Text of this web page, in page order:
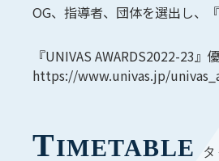
OG、指導者、団体を選出し、
『UNIVAS AWARDS2022-23
https://www.univas.jp/
TIMETABLE